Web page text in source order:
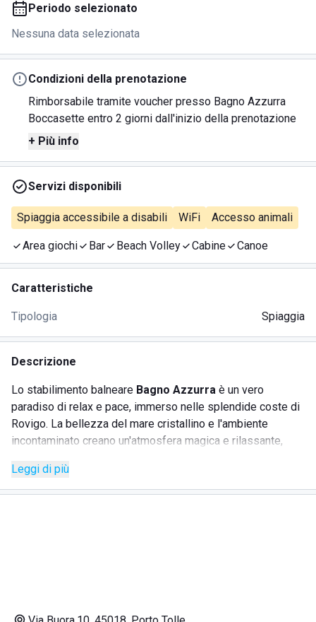
Periodo selezionato
Nessuna data selezionata
Condizioni della prenotazione
Rimborsabile tramite voucher presso Bagno Azzurra
Boccasette entro 2 giorni dall'inizio della prenotazione
+ Più info
Servizi disponibili
Spiaggia accessibile a disabili WiFi Accesso animali
Area giochi Bar Beach Volley Cabine Canoe
Caratteristiche
Tipologia Spiaggia
Descrizione
Lo stabilimento balneare Bagno Azzurra è un vero
paradiso di relax e pace, immerso nelle splendide coste di
Rovigo. La bellezza del mare cristallino e l'ambiente
incontaminato creano un'atmosfera magica e rilassante,
vita quotidiana e godersi momenti di serenità. Le tonalità
dell'azzurro che caratterizzano il bagno si fondono
Leggi di più